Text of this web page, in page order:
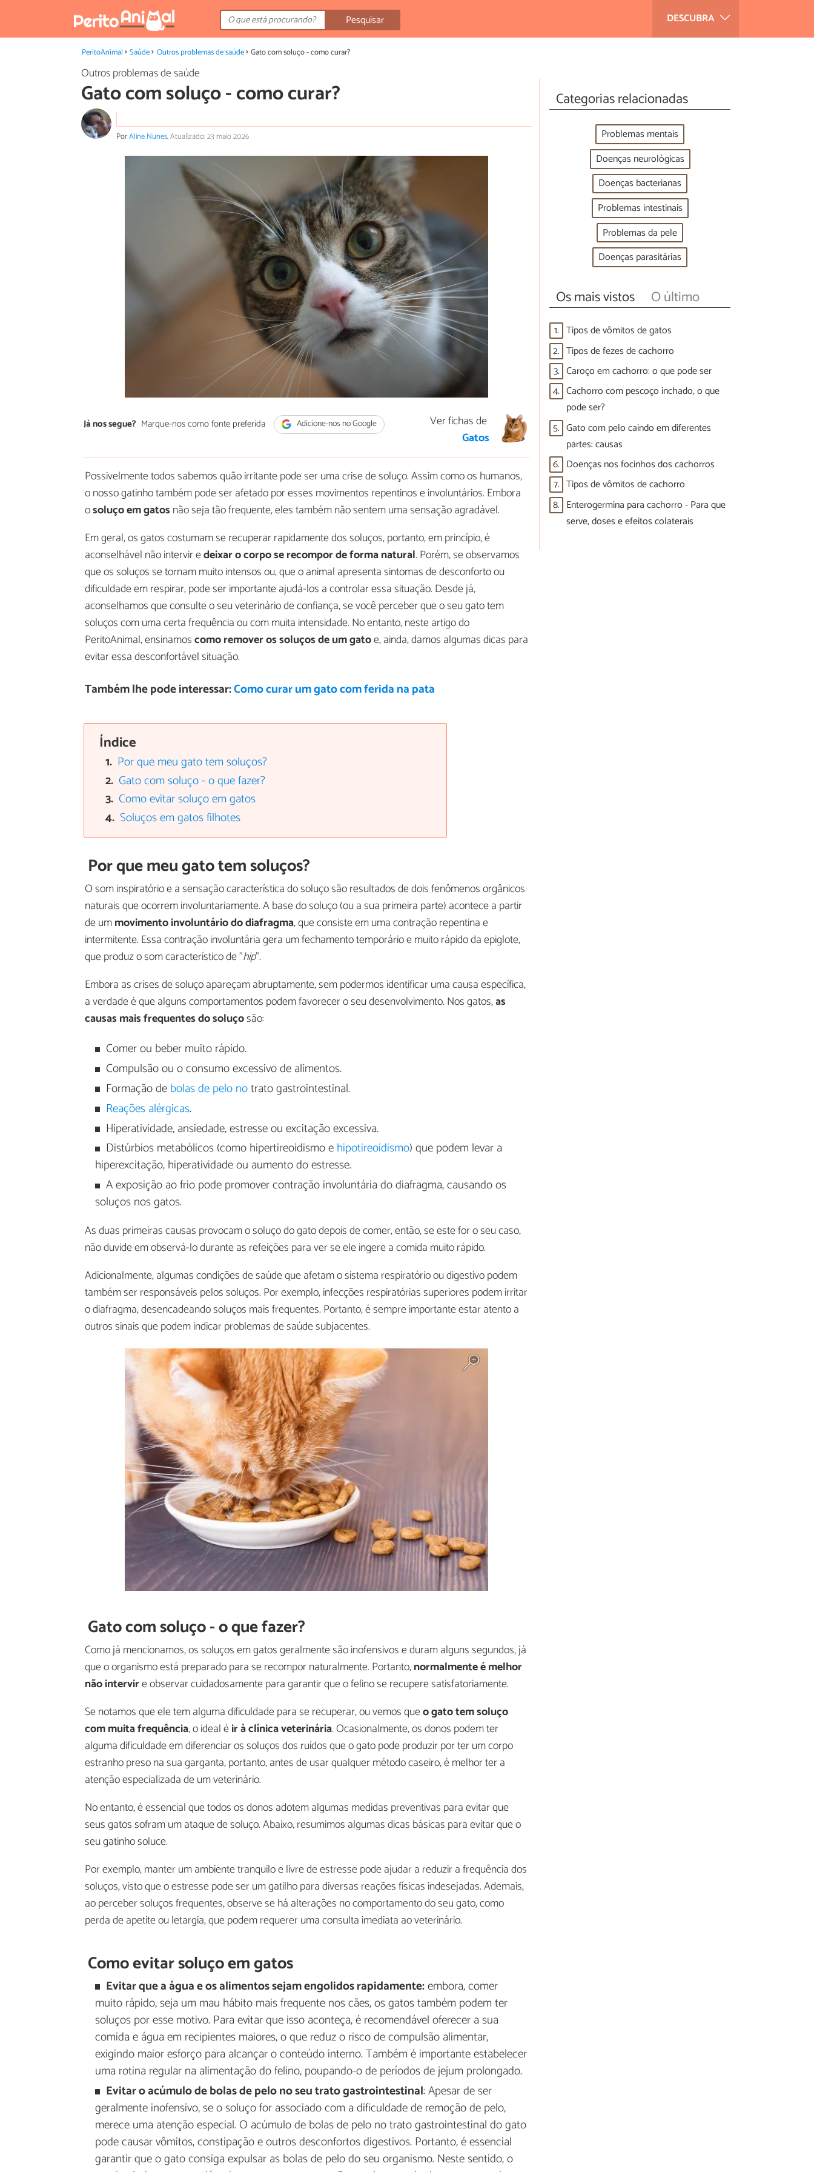
DESCUBRA
Pesquisar
PeritoAnimal Saúde Outros problemas de saúde Gato com soluço - como curar?
Outros problemas de saúde
Gato com soluço - como curar?
PorAline Nunes.Atualizado: 23 maio 2026
Já nos segue? Marque-nos como fonte preferida Adicione-nos no Google
Ver fichas de
Gatos
Possivelmente todos sabemos quão irritante pode ser uma crise de soluço. Assim como os humanos,
o nosso gatinho também pode ser afetado por esses movimentos repentinos e involuntários. Embora
osoluço em gatos não seja tão frequente, eles também não sentem uma sensação agradável.
Em geral, os gatos costumam se recuperar rapidamente dos soluços, portanto, em princípio, é
aconselhável não intervir edeixar o corpo se recompor de forma natural. Porém, se observamos
que os soluços se tornam muito intensos ou, que o animal apresenta sintomas de desconforto ou
dificuldade em respirar, pode ser importante ajudá-los a controlar essa situação. Desde já,
aconselhamos que consulte o seu veterinário de confiança, se você perceber que o seu gato tem
soluços com uma certa frequência ou com muita intensidade. No entanto, neste artigo do
PeritoAnimal, ensinamoscomo remover os soluços de um gatoe, ainda, damos algumas dicas para
evitar essa desconfortável situação.
Também lhe pode interessar:Como curar um gato com ferida na pata
Índice
Por que meu gato tem soluços?
Gato com soluço - o que fazer?
Como evitar soluço em gatos
Soluços em gatos filhotes
Por que meu gato tem soluços?
O som inspiratório e a sensação característica do soluço são resultados de dois fenômenos orgânicos
naturais que ocorrem involuntariamente. A base do soluço (ou a sua primeira parte) acontece a partir
de ummovimento involuntário do diafragma, que consiste em uma contração repentina e
intermitente. Essa contração involuntária gera um fechamento temporário e muito rápido da epiglote,
que produz o som característico de "hip".
Embora as crises de soluço apareçam abruptamente, sem podermos identificar uma causa específica,
a verdade é que alguns comportamentos podem favorecer o seu desenvolvimento. Nos gatos,as
causas mais frequentes do soluçosão:
Comer ou beber muito rápido.
Compulsão ou o consumo excessivo de alimentos.
Formação debolas de pelo notrato gastrointestinal.
Reações alérgicas.
Hiperatividade, ansiedade, estresse ou excitação excessiva.
Distúrbios metabólicos (como hipertireoidismo ehipotireoidismo) que podem levar a
hiperexcitação, hiperatividade ou aumento do estresse.
A exposição ao frio pode promover contração involuntária do diafragma, causando os
soluços nos gatos.
As duas primeiras causas provocam o soluço do gato depois de comer, então, se este for o seu caso,
não duvide em observá-lo durante as refeições para ver se ele ingere a comida muito rápido.
Adicionalmente, algumas condições de saúde que afetam o sistema respiratório ou digestivo podem
também ser responsáveis pelos soluços. Por exemplo, infecções respiratórias superiores podem irritar
o diafragma, desencadeando soluços mais frequentes. Portanto, é sempre importante estar atento a
outros sinais que podem indicar problemas de saúde subjacentes.
Gato com soluço - o que fazer?
Como já mencionamos, os soluços em gatos geralmente são inofensivos e duram alguns segundos, já
que o organismo está preparado para se recompor naturalmente. Portanto,normalmente é melhor
não intervire observar cuidadosamente para garantir que o felino se recupere satisfatoriamente.
Se notamos que ele tem alguma dificuldade para se recuperar, ou vemos queo gato tem soluço
com muita frequência, o ideal éir à clínica veterinária. Ocasionalmente, os donos podem ter
alguma dificuldade em diferenciar os soluços dos ruídos que o gato pode produzir por ter um corpo
estranho preso na sua garganta, portanto, antes de usar qualquer método caseiro, é melhor ter a
atenção especializada de um veterinário.
No entanto, é essencial que todos os donos adotem algumas medidas preventivas para evitar que
seus gatos sofram um ataque de soluço. Abaixo, resumimos algumas dicas básicas para evitar que o
seu gatinho soluce.
Por exemplo, manter um ambiente tranquilo e livre de estresse pode ajudar a reduzir a frequência dos
soluços, visto que o estresse pode ser um gatilho para diversas reações físicas indesejadas. Ademais,
ao perceber soluços frequentes, observe se há alterações no comportamento do seu gato, como
perda de apetite ou letargia, que podem requerer uma consulta imediata ao veterinário.
Como evitar soluço em gatos
Evitar que a água e os alimentos sejam engolidos rapidamente:embora, comer
muito rápido, seja um mau hábito mais frequente nos cães, os gatos também podem ter
soluços por esse motivo. Para evitar que isso aconteça, é recomendável oferecer a sua
comida e água em recipientes maiores, o que reduz o risco de compulsão alimentar,
exigindo maior esforço para alcançar o conteúdo interno. Também é importante estabelecer
uma rotina regular na alimentação do felino, poupando-o de períodos de jejum prolongado.
Evitar o acúmulo de bolas de pelo no seu trato gastrointestinal: Apesar de ser
geralmente inofensivo, se o soluço for associado com a dificuldade de remoção de pelo,
merece uma atenção especial. O acúmulo de bolas de pelo no trato gastrointestinal do gato
pode causar vômitos, constipação e outros desconfortos digestivos. Portanto, é essencial
garantir que o gato consiga expulsar as bolas de pelo do seu organismo. Neste sentido, o
Categorias relacionadas
Problemas mentais
Doenças neurológicas
Doenças bacterianas
Problemas intestinais
Problemas da pele
Doenças parasitárias
Os mais vistos O último
1. Tipos de vômitos de gatos
2. Tipos de fezes de cachorro
3. Caroço em cachorro: o que pode ser
4. Cachorro com pescoço inchado, o que
pode ser?
5. Gato com pelo caindo em diferentes
partes: causas
6. Doenças nos focinhos dos cachorros
7. Tipos de vômitos de cachorro
8. Enterogermina para cachorro - Para que
serve, doses e efeitos colaterais